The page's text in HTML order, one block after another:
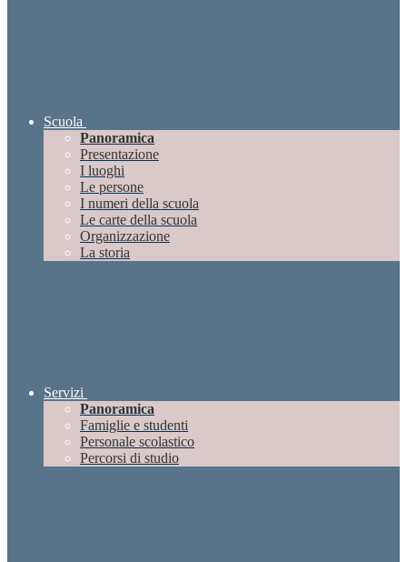
Scuola
Panoramica
Presentazione
I luoghi
Le persone
I numeri della scuola
Le carte della scuola
Organizzazione
La storia
Servizi
Panoramica
Famiglie e studenti
Personale scolastico
Percorsi di studio